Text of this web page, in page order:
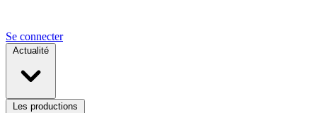
Se connecter
Actualité
Les productions